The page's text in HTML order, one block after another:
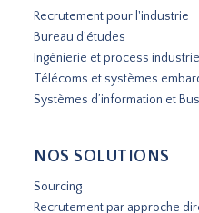
Recrutement pour l'industrie
Bureau d'études
Ingénierie et process
Télécoms et systèmes
Systèmes d’information et
NOS SOLUTIONS
Sourcing
Recrutement par approche